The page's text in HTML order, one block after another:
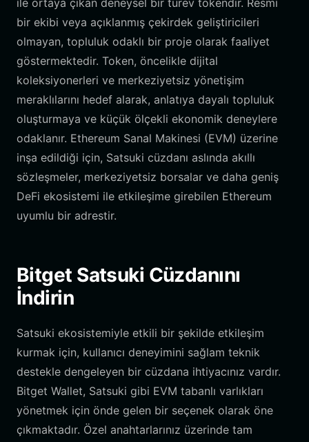
ile ortaya çıkan deneysel bir türev tokendır. Resmi
bir ekibi veya açıklanmış çekirdek geliştiricileri
olmayan, topluluk odaklı bir proje olarak faaliyet
göstermektedir. Token, öncelikle dijital
koleksiyonerleri ve merkeziyetsiz yönetişim
meraklılarını hedef alarak, anlatıya dayalı topluluk
oluşturmaya ve küçük ölçekli ekonomik deneylere
odaklanır. Ethereum Sanal Makinesi (EVM) üzerine
inşa edildiği için, Satsuki cüzdanı aslında akıllı
sözleşmeler, merkeziyetsiz borsalar ve daha geniş
DeFi ekosistemi ile etkileşime girebilen Ethereum
uyumlu bir adrestir.
Bitget Satsuki Cüzdanını
İndirin
Satsuki ekosistemiyle etkili bir şekilde etkileşim
kurmak için, kullanıcı deneyimini sağlam teknik
destekle dengeleyen bir cüzdana ihtiyacınız vardır.
Bitget Wallet, Satsuki gibi EVM tabanlı varlıkları
yönetmek için önde gelen bir seçenek olarak öne
çıkmaktadır. Özel anahtarlarınız üzerinde tam